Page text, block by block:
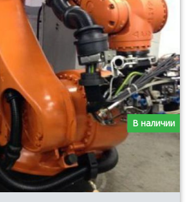
В наличии